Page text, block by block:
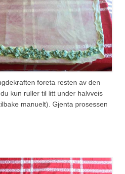
foreta resten av den
kun ruller til litt under halvveis
manuelt). Gjenta prosessen